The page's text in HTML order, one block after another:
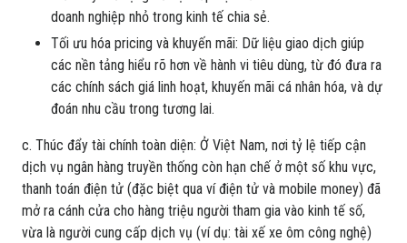
doanh nghiệp nhỏ trong kinh tế chia sẻ.
Tối ưu hóa pricing và khuyến mãi: Dữ liệu giao dịch giúp
các nền tảng hiểu rõ hơn về hành vi tiêu dùng, từ đó đưa ra
các chính sách giá linh hoạt, khuyến mãi cá nhân hóa, và dự
đoán nhu cầu trong tương lai.
c. Thúc đẩy tài chính toàn diện: Ở Việt Nam, nơi tỷ lệ tiếp cận
dịch vụ ngân hàng truyền thống còn hạn chế ở một số khu vực,
thanh toán điện tử (đặc biệt qua ví điện tử và mobile money) đã
mở ra cánh cửa cho hàng triệu người tham gia vào kinh tế số,
vừa là người cung cấp dịch vụ (ví dụ: tài xế xe ôm công nghệ)